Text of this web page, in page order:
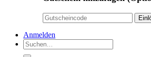
Anmelden
Suchen
nach: